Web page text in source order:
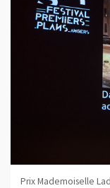
Prix Mademoiselle